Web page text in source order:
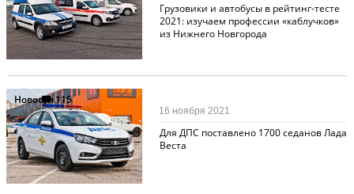
Грузовики и автобусы в рейтинг-тесте
2021: изучаем профессии «каблучков»
из Нижнего Новгорода
Новости115
Для ДПС поставлено 1700 седанов Лада
Веста
16 ноября 2021